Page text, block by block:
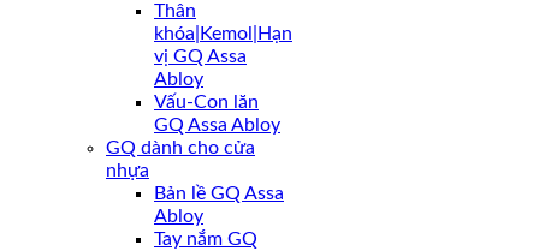
Thân
khóa|Kemol|Hạn
vị GQ Assa
Abloy
Vấu-Con lăn
GQ Assa Abloy
GQ dành cho cửa
nhựa
Bản lề GQ Assa
Abloy
Tay nắm GQ